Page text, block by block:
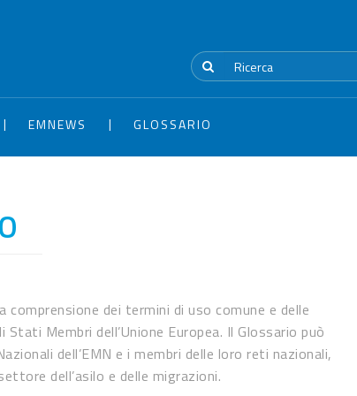
| EMNEWS | GLOSSARIO
dei termini di uso comune e delle
Membri dell’Unione Europea. Il Glossario può
dell’EMN e i membri delle loro reti nazionali,
dell’asilo e delle migrazioni.